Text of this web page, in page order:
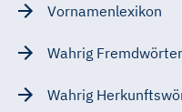
Vornamenlexikon
Wahrig
Wahrig